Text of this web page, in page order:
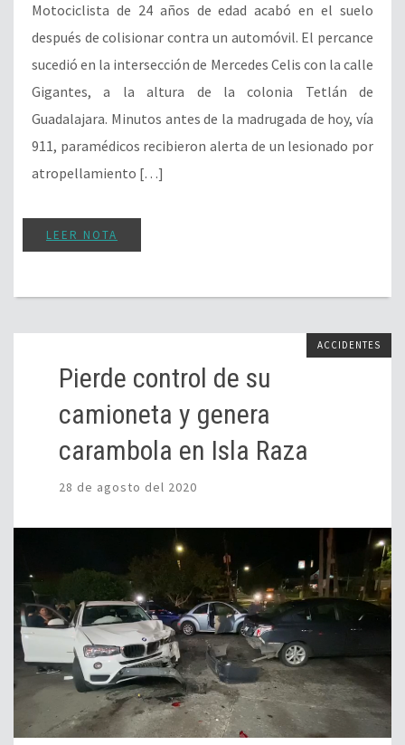
Motociclista de 24 años de edad acabó en el suelo
después de colisionar contra un automóvil. El percance
sucedió en la intersección de Mercedes Celis con la calle
Gigantes, a la altura de la colonia Tetlán de
Guadalajara. Minutos antes de la madrugada de hoy, vía
911, paramédicos recibieron alerta de un lesionado por
atropellamiento […]
LEER NOTA
ACCIDENTES
Pierde control de su
camioneta y genera
carambola en Isla Raza
28 de agosto del 2020